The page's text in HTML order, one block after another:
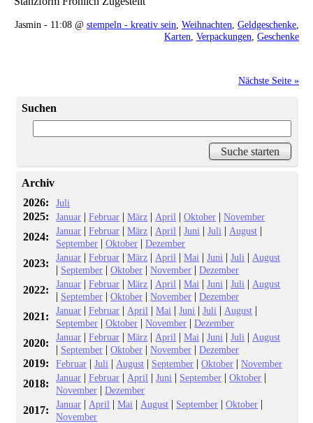
Jasmin - 11:08 @ stempeln - kreativ sein Weihnachten Geldgeschenke
Karten Verpackungen Geschenke
Nächste Seite »
Suchen
Archiv
2026:
Juli
2025: Januar |Februar |März | April |Oktober |November
2024: Januar |Februar |März | April |Juni |Juli | August |
September |Oktober |Dezember
2023: Januar |Februar |März | April |Mai |Juni |Juli | August
| September |Oktober |November |Dezember
2022: Januar |Februar |März | April |Mai |Juni |Juli | August
| September |Oktober |November |Dezember
2021: Januar |Februar | April |Mai |Juni |Juli | August |
September |Oktober |November |Dezember
2020: Januar |Februar |März | April |Mai |Juni |Juli | August
| September |Oktober |November |Dezember
2019: Februar |Juli | August | September |Oktober |November
2018: Januar |Februar | April |Juni | September |Oktober |
November |Dezember
2017: Januar | April |Mai | August | September |Oktober |
November